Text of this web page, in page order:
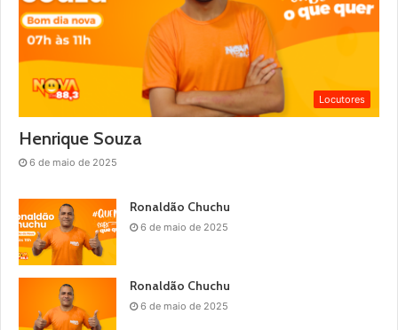
Locutores
Henrique Souza
6 de maio de 2025
Ronaldão Chuchu
6 de maio de 2025
Ronaldão Chuchu
6 de maio de 2025